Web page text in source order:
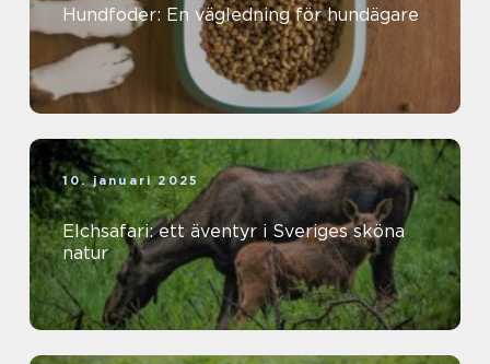
Hundfoder: En vägledning för hundägare
10. januari 2025
Elchsafari: ett äventyr i Sveriges sköna
natur